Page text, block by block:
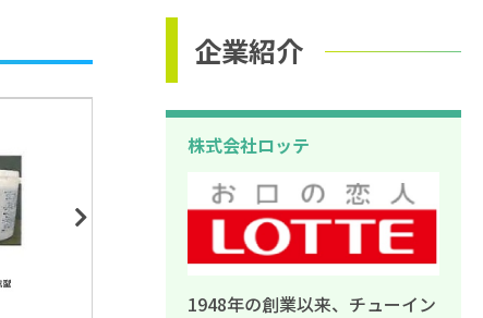
Next
企業紹介
株式会社ロッテ
1948年の創業以来、チューイン